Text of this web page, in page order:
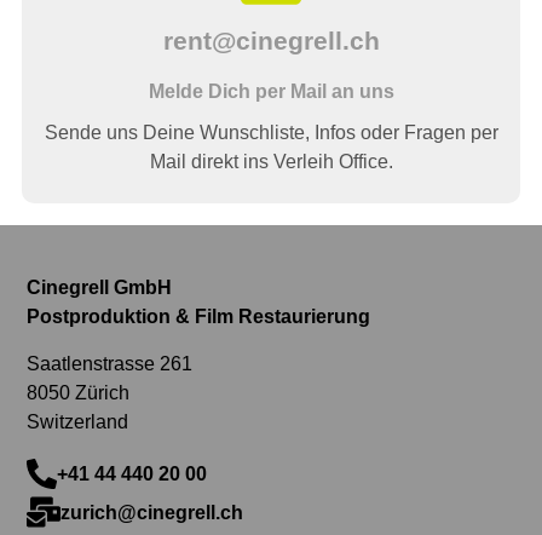
rent@cinegrell.ch
Melde Dich per Mail an uns
Sende uns Deine Wunschliste, Infos oder Fragen per
Mail direkt ins Verleih Office.
Cinegrell GmbH
Postproduktion & Film Restaurierung
Saatlenstrasse 261
8050 Zürich
Switzerland
+41 44 440 20 00
zurich@cinegrell.ch